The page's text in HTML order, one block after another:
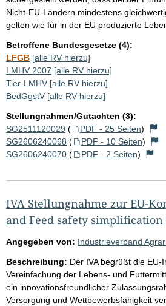
Nicht-EU-Ländern mindestens
gelten wie für in der EU produzierte
Betroffene Bundesgesetze (4):
LFGB [alle RV hierzu]
LMHV 2007 [alle RV hierzu]
Tier-LMHV [alle RV hierzu]
BedGgstV [alle RV hierzu]
Stellungnahmen/Gutachten (3):
SG2511120029 ( PDF - 25 Seiten)
SG2606240068 ( PDF - 10 Seiten)
SG2606240070 ( PDF - 2 Seiten)
IVA Stellungnahme zur EU-
and Feed safety
Angegeben von: Industrieverband Agrar
Beschreibung: Der IVA begrüßt die EU-
Vereinfachung der Lebens- und
ein innovationsfreundlicher
Versorgung und Wettbewerbsfähigkeit